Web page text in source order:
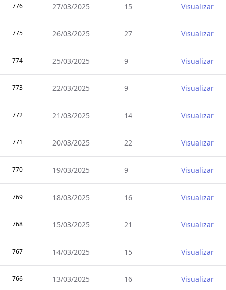
776 27/03/2025 15 Visualizar
775 26/03/2025 27 Visualizar
774 25/03/2025 9 Visualizar
773 22/03/2025 9 Visualizar
772 21/03/2025 14 Visualizar
771 20/03/2025 22 Visualizar
770 19/03/2025 9 Visualizar
769 18/03/2025 16 Visualizar
768 15/03/2025 21 Visualizar
767 14/03/2025 15 Visualizar
766 13/03/2025 16 Visualizar